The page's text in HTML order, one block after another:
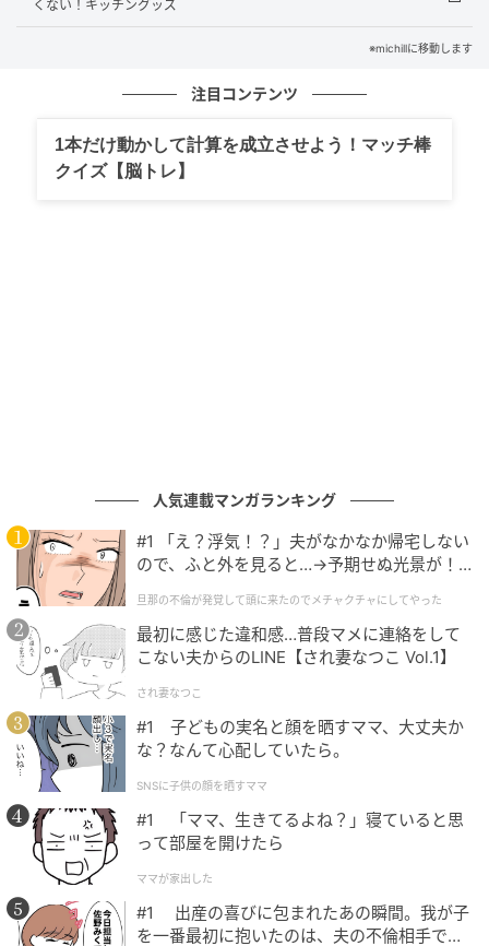
michill
市販のA5サイズの6リングファイルまたは2リングファ
イルにセットできます。
くない！キッチングッズ
※michillに移動します
注目コンテンツ
1本だけ動かして計算を成立させよう！マッチ棒
クイズ【脳トレ】
人気連載マンガランキング
#1 「え？浮気！？」夫がなかなか帰宅しない
ので、ふと外を見ると…→予期せぬ光景が！
クチャにしてやった
旦那の不倫が発覚して頭に来たのでメチャクチャにしてやった
最初に感じた違和感…普段マメに連絡をして
こない夫からのLINE【され妻なつこ Vol.1】
され妻なつこ
#1 子どもの実名と顔を晒すママ、大丈夫か
な？なんて心配していたら。
SNSに子供の顔を晒すママ
#1 「ママ、生きてるよね？」寝ていると思
って部屋を開けたら
ママが家出した
#1 出産の喜びに包まれたあの瞬間。我が子
を一番最初に抱いたのは、夫の不倫相手でし